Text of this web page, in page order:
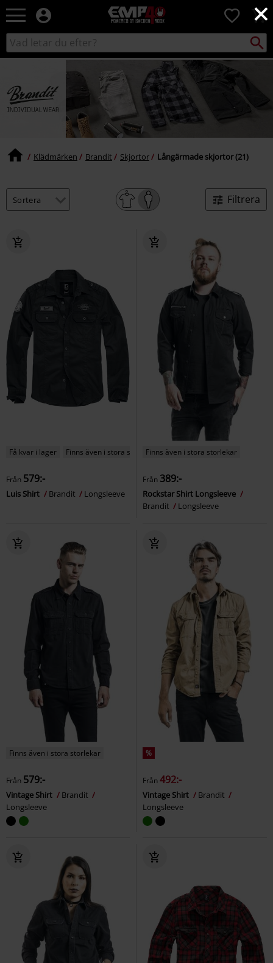
×
EMP
-
Musik,
TV
Spelmerch
Alternativt
Mode
0
Sök
i
Sök
Klädmärken Brandit Skjortor Långärmade skjortor (21)
Filtrera
Få kvar i lager Finns även i stora storlekar
Från 579:-
Luis Shirt Brandit Longsleeve
Finns även i stora storlekar
Från 389:-
Rockstar Shirt Longsleeve
Brandit
Longsleeve
Finns även i stora storlekar
Från 579:-
Vintage Shirt
Brandit
Longsleeve
%
Från492:-
Vintage Shirt
Brandit
Longsleeve